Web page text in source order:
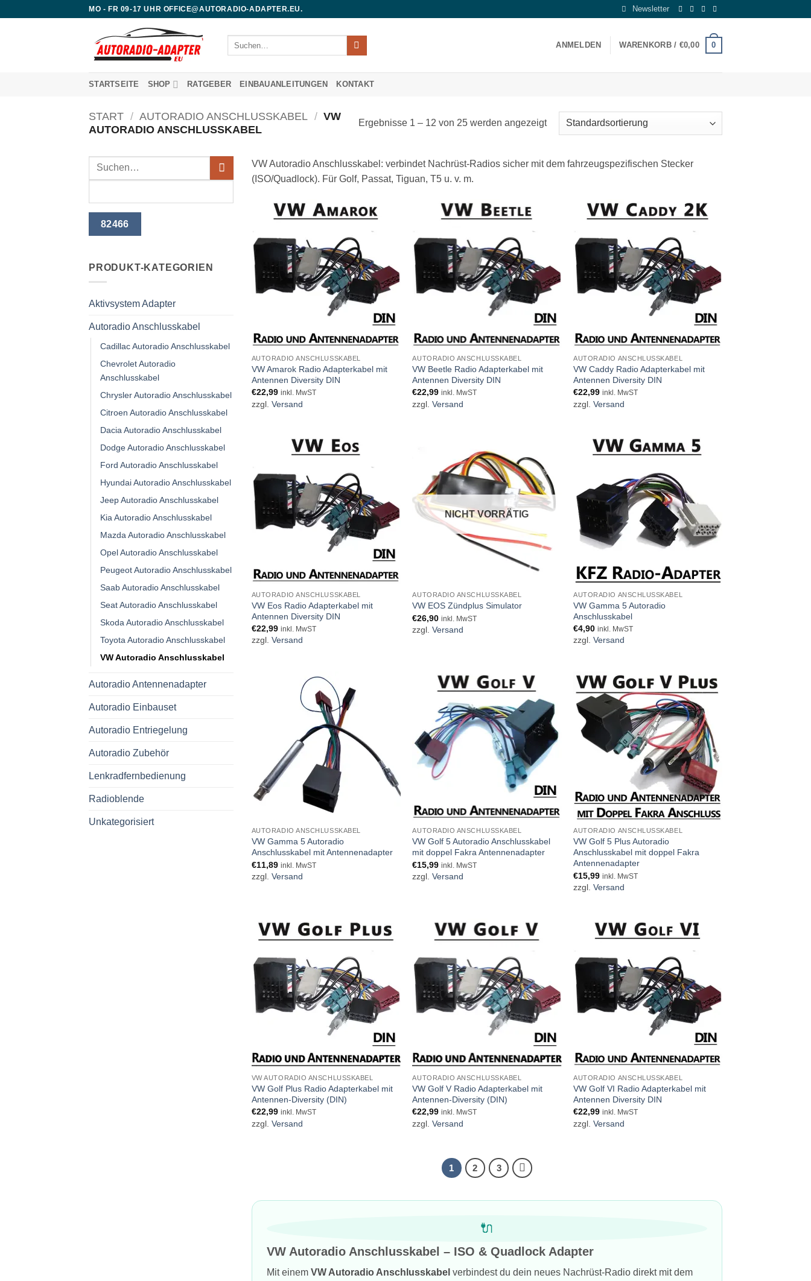
MO - FR 09-17 UHR OFFICE@AUTORADIO-ADAPTER.EU. Newsletter
ANMELDEN WARENKORB / €0,00 0
STARTSEITE SHOP RATGEBER EINBAUANLEITUNGEN KONTAKT
START / AUTORADIO ANSCHLUSSKABEL / VW
AUTORADIO ANSCHLUSSKABEL
Ergebnisse 1 – 12 von 25 werden angezeigt
PRODUKT-KATEGORIEN
Aktivsystem Adapter
Autoradio Anschlusskabel
Cadillac Autoradio Anschlusskabel
Chevrolet Autoradio
Anschlusskabel
Chrysler Autoradio Anschlusskabel
Citroen Autoradio Anschlusskabel
Dacia Autoradio Anschlusskabel
Dodge Autoradio Anschlusskabel
Ford Autoradio Anschlusskabel
Hyundai Autoradio Anschlusskabel
Jeep Autoradio Anschlusskabel
Kia Autoradio Anschlusskabel
Mazda Autoradio Anschlusskabel
Opel Autoradio Anschlusskabel
Peugeot Autoradio Anschlusskabel
Saab Autoradio Anschlusskabel
Seat Autoradio Anschlusskabel
Skoda Autoradio Anschlusskabel
Toyota Autoradio Anschlusskabel
VW Autoradio Anschlusskabel
Autoradio Antennenadapter
Autoradio Einbauset
Autoradio Entriegelung
Autoradio Zubehör
Lenkradfernbedienung
Radioblende
Unkategorisiert
VW Autoradio Anschlusskabel: verbindet Nachrüst-Radios sicher mit dem fahrzeugspezifischen Stecker
(ISO/Quadlock). Für Golf, Passat, Tiguan, T5 u. v. m.
AUTORADIO ANSCHLUSSKABEL
VW Amarok Radio Adapterkabel mit
Antennen Diversity DIN
€22,99 inkl. MwST
zzgl. Versand
AUTORADIO ANSCHLUSSKABEL
VW Beetle Radio Adapterkabel mit
Antennen Diversity DIN
€22,99 inkl. MwST
zzgl.Versand
AUTORADIO ANSCHLUSSKABEL
VW Caddy Radio Adapterkabel mit
Antennen Diversity DIN
€22,99 inkl. MwST
zzgl.Versand
AUTORADIO ANSCHLUSSKABEL
VW Eos Radio Adapterkabel mit
Antennen Diversity DIN
€22,99 inkl. MwST
zzgl. Versand
NICHT VORRÄTIG
AUTORADIO ANSCHLUSSKABEL
VW EOS Zündplus Simulator
€26,90 inkl. MwST
zzgl.Versand
AUTORADIO ANSCHLUSSKABEL
VW Gamma 5 Autoradio
Anschlusskabel
€4,90 inkl. MwST
zzgl.Versand
AUTORADIO ANSCHLUSSKABEL
VW Gamma 5 Autoradio
Anschlusskabel mit Antennenadapter
€11,89 inkl. MwST
zzgl. Versand
AUTORADIO ANSCHLUSSKABEL
VW Golf 5 Autoradio Anschlusskabel
mit doppel Fakra Antennenadapter
€15,99 inkl. MwST
zzgl.Versand
AUTORADIO ANSCHLUSSKABEL
VW Golf 5 Plus Autoradio
Anschlusskabel mit doppel Fakra
Antennenadapter
€15,99 inkl. MwST
zzgl.Versand
VW AUTORADIO ANSCHLUSSKABEL
VW Golf Plus Radio Adapterkabel mit
Antennen-Diversity (DIN)
€22,99 inkl. MwST
zzgl. Versand
AUTORADIO ANSCHLUSSKABEL
VW Golf V Radio Adapterkabel mit
Antennen-Diversity (DIN)
€22,99 inkl. MwST
zzgl.Versand
AUTORADIO ANSCHLUSSKABEL
VW Golf VI Radio Adapterkabel mit
Antennen Diversity DIN
€22,99 inkl. MwST
zzgl.Versand
1 2 3
🔌
VW Autoradio Anschlusskabel – ISO & Quadlock Adapter
Mit einem VW Autoradio Anschlusskabel verbindest du dein neues Nachrüst-Radio direkt mit dem